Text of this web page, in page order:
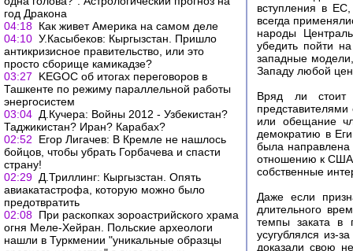
год Дракона
04:18 Как живет Америка на самом деле
04:10 У.Касыбеков: Кыргызстан. Пришло
антикризисное правительство, или это
просто сборище камикадзе?
03:27
KEGOC об итогах переговоров в
Ташкенте по режиму параллельной работы
энергосистем
03:04 Д.Кучера: Войны 2012 - Узбекистан?
Таджикистан? Иран? Карабах?
02:52
Егор Лигачев: В Кремле не нашлось
бойцов, чтобы убрать Горбачева и спасти
страну!
02:29 Д.Триллинг: Кыргызстан. Опять
авиакатастрофа, которую можно было
предотвратить
02:08 При раскопках зороастрийского храма
огня Меле-Хейран. Польские археологи
нашли в Туркмении "уникальные образцы
вступления в
всегда
народы
убедить пойти
западные
Западу любой
Вряд ли стоит
или обещание
демократию в
была направлена
отношению к США.
собственные
Даже если
длительного
темпы заката в
усугублялся из-
доказали свою